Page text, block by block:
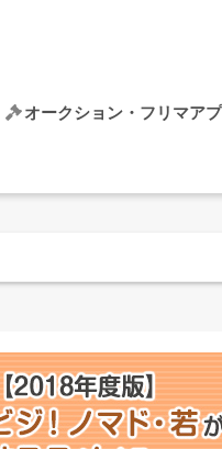
オークション・フリマア